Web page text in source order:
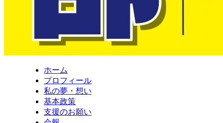
ホーム
プロフィール
私の夢・想い
基本政策
支援のお願い